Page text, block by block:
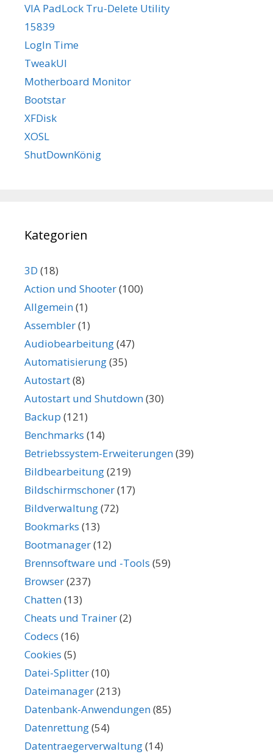
VIA PadLock Tru-Delete Utility
15839
LogIn Time
TweakUI
Motherboard Monitor
Bootstar
XFDisk
XOSL
ShutDownKönig
Kategorien
3D (18)
Action und Shooter(100)
Allgemein(1)
Assembler(1)
Audiobearbeitung(47)
Automatisierung(35)
Autostart(8)
Autostart und Shutdown(30)
Backup (121)
Benchmarks (14)
Betriebssystem-Erweiterungen(39)
Bildbearbeitung(219)
Bildschirmschoner(17)
Bildverwaltung(72)
Bookmarks (13)
Bootmanager(12)
Brennsoftware und -Tools (59)
Browser(237)
Chatten(13)
Cheats und Trainer(2)
Codecs (16)
Cookies (5)
Datei-Splitter(10)
Dateimanager(213)
Datenbank-Anwendungen(85)
Datenrettung(54)
Datentraegerverwaltung(14)